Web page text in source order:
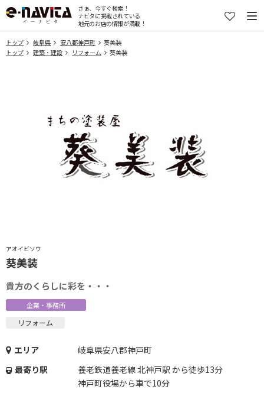
さぁ、今すぐ検索！
ナビタに掲載されている
地元のお店の情報が満載！
トップ 岐阜県 安八郡神戸町
葵美装
トップ
建築・建設 リフォーム 葵美装
アオイビソウ
葵美装
貴方のくらしに彩を・・・
企業・事務所
リフォーム
エリア
岐阜県安八郡神戸町
最寄り駅
養老鉄道養老線 北神戸駅 から徒歩13分
神戸町役場から車で10分